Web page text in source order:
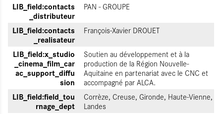
LIB_field:contacts
_distributeur
PAN - GROUPE
LIB_field:contacts
_realisateur
François-Xavier DROUET
LIB_field:x_studio
_cinema_film_car
ac_support_diffu
sion
Soutien au développement et à la
production de la Région Nouvelle-
Aquitaine en partenariat avec le CNC et
accompagné par ALCA.
LIB_field:field_tou
rnage_dept
Corrèze, Creuse, Gironde, Haute-Vienne,
Landes